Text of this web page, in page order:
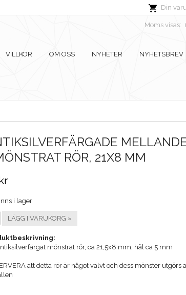
Din
Moms visas:
VILLKOR OM OSS NYHETER NYHETSBREV
RÖR, 21X8 MM
i lager
LÄGG I VARUKORG »
mönstrat rör, ca 21,5x8 mm, hål ca 5 mm
att detta rör är något välvt och dess mönster utgörs